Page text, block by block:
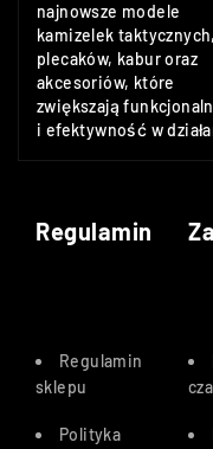
najnowsze modele
kamizelek taktycznych,
plecaków, kabur oraz
akcesoriów, które
zwiększają
i efektywność w
Regulamin
Regulamin
sklepu
Polityka